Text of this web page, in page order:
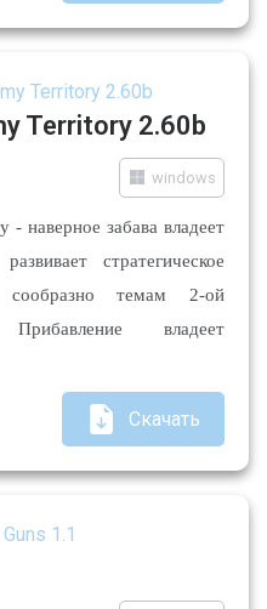
Territory 2.60b
windows
наверное забава владеет
стратегическое
сообразно темам 2-ой
владеет
Скачать